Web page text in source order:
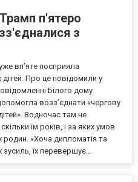
п'ятеро
з
впʼяте посприяла
Про це повідомили у
Білого дому
возз’єднати «чергову
Водночас там не
їм років, і за яких умов
родин. «Хоча дипломатія та
їх перевершує...